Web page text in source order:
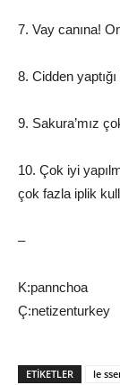
7. Vay canına!
8. Cidden
9. Sakura’mız
10. Çok iyi
çok fazla iplik
–
K:pannchoa
Ç:netizenturkey
ETIKETLER le